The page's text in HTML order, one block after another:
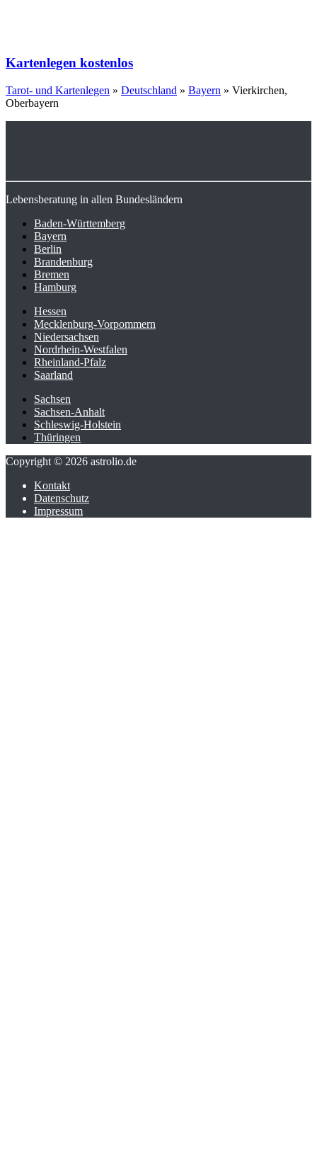
Kartenlegen kostenlos
Tarot- und Kartenlegen » Deutschland » Bayern » Vierkirchen,
Oberbayern
Lebensberatung in allen Bundesländern
Baden-Württemberg
Bayern
Berlin
Brandenburg
Bremen
Hamburg
Hessen
Mecklenburg-Vorpommern
Niedersachsen
Nordrhein-Westfalen
Rheinland-Pfalz
Saarland
Sachsen
Sachsen-Anhalt
Schleswig-Holstein
Thüringen
Copyright © 2026 astrolio.de
Kontakt
Datenschutz
Impressum